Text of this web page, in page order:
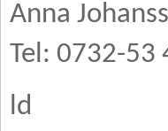
Anna
Tel: 0732-53
ld